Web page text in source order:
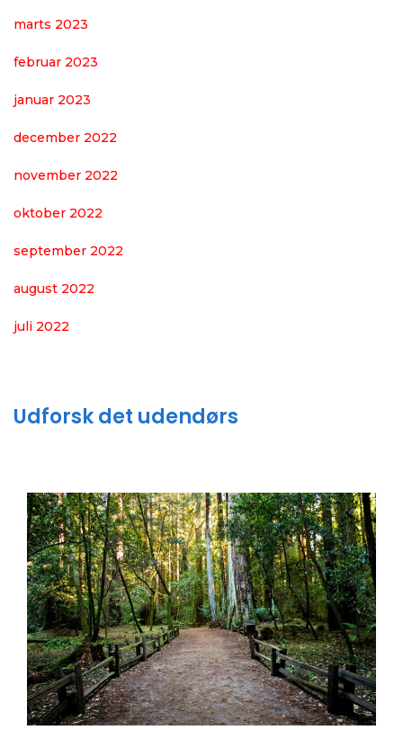
marts 2023
februar 2023
januar 2023
december 2022
november 2022
oktober 2022
september 2022
august 2022
juli 2022
Udforsk det udendørs